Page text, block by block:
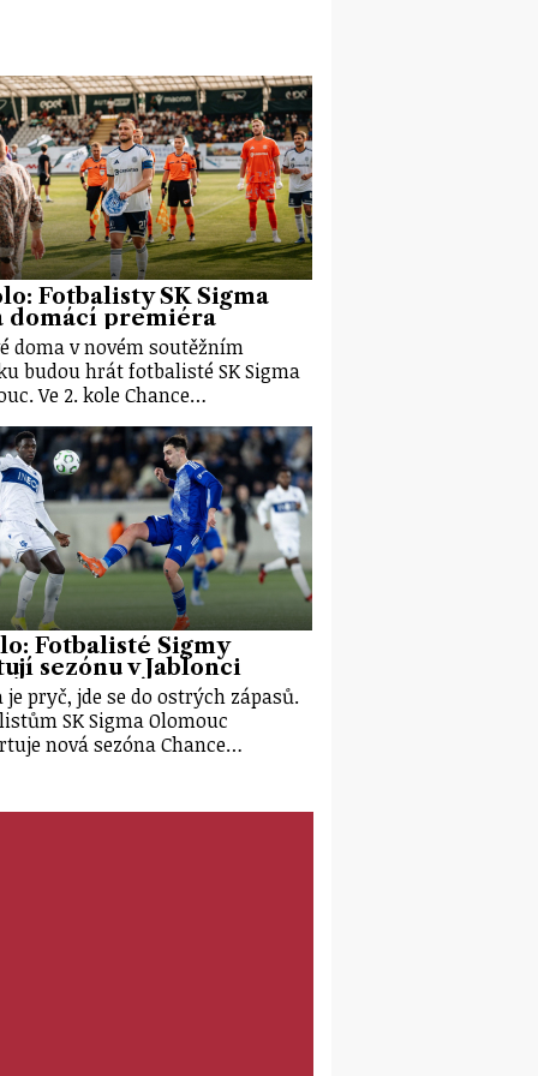
Fotbalisty SK Sigma
domácí premiéra
doma v novém soutěžním
budou hrát fotbalisté SK Sigma
Ve 2. kole Chance…
Fotbalisté Sigmy
sezónu v Jablonci
je pryč, jde se do ostrých zápasů.
SK Sigma Olomouc
nová sezóna Chance…